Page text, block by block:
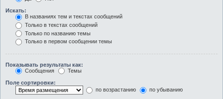
Искать:
В названиях тем и текстах сообщений
Только в текстах сообщений
Только по названию темы
Только в первом сообщении темы
Показывать результаты как:
Сообщения
Темы
Поле сортировки:
по возрастанию
по убыванию